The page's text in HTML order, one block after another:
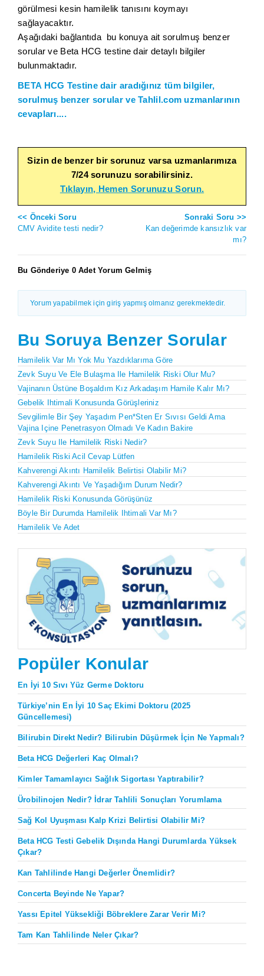
görülmesi kesin hamilelik tanısını koymayı
sağlayacaktır.
Aşağıdaki bağlantıda bu konuya ait sorulmuş benzer
sorular ve Beta HCG testine dair detaylı bilgiler
bulunmaktadır.
BETA HCG Testine dair aradığınız tüm bilgiler,
sorulmuş benzer sorular ve Tahlil.com uzmanlarının
cevapları....
Sizin de benzer bir sorunuz varsa uzmanlarımıza
7/24 sorunuzu sorabilirsiniz.
Tıklayın, Hemen Sorunuzu Sorun.
<< Önceki Soru
CMV Avidite testi nedir?
Sonraki Soru >>
Kan değerimde kansızlık var
mı?
Bu Gönderiye 0 Adet Yorum Gelmiş
Yorum yapabilmek için giriş yapmış olmanız gerekmektedir.
Bu Soruya Benzer Sorular
Hamilelik Var Mı Yok Mu Yazdıklarıma Göre
Zevk Suyu Ve Ele Bulaşma Ile Hamilelik Riski Olur Mu?
Vajinanın Üstüne Boşaldım Kız Arkadaşım Hamile Kalır Mı?
Gebelik Ihtimali Konusunda Görüşleriniz
Sevgilimle Bir Şey Yaşadım Pen*sten Er Sıvısı Geldi Ama
Vajina Içine Penetrasyon Olmadı Ve Kadın Bakire
Zevk Suyu Ile Hamilelik Riski Nedir?
Hamilelik Riski Acil Cevap Lütfen
Kahverengi Akıntı Hamilelik Belirtisi Olabilir Mi?
Kahverengi Akıntı Ve Yaşadığım Durum Nedir?
Hamilelik Riski Konusunda Görüşünüz
Böyle Bir Durumda Hamilelik Ihtimali Var Mı?
Hamilelik Ve Adet
Popüler Konular
En İyi 10 Sıvı Yüz Germe Doktoru
Türkiye’nin En İyi 10 Saç Ekimi Doktoru (2025
Güncellemesi)
Bilirubin Direkt Nedir? Bilirubin Düşürmek İçin Ne Yapmalı?
Beta HCG Değerleri Kaç Olmalı?
Kimler Tamamlayıcı Sağlık Sigortası Yaptırabilir?
Ürobilinojen Nedir? İdrar Tahlili Sonuçları Yorumlama
Sağ Kol Uyuşması Kalp Krizi Belirtisi Olabilir Mi?
Beta HCG Testi Gebelik Dışında Hangi Durumlarda Yüksek
Çıkar?
Kan Tahlilinde Hangi Değerler Önemlidir?
Concerta Beyinde Ne Yapar?
Yassı Epitel Yüksekliği Böbreklere Zarar Verir Mi?
Tam Kan Tahlilinde Neler Çıkar?